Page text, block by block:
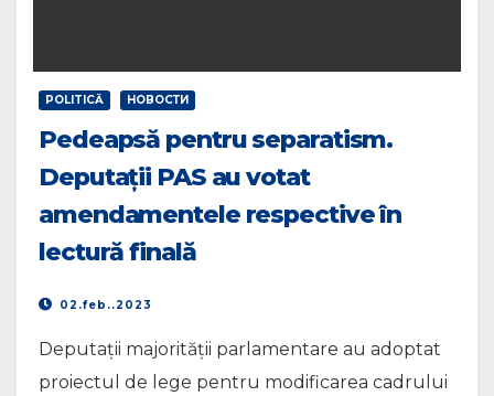
POLITICĂ НОВОСТИ
Pedeapsă pentru separatism.
Deputații PAS au votat
amendamentele respective în
lectură finală
02.feb..2023
Deputații majorității parlamentare au adoptat
proiectul de lege pentru modificarea cadrului